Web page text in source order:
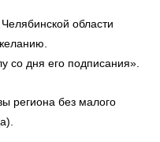
области
со дня его подписания».
региона без малого